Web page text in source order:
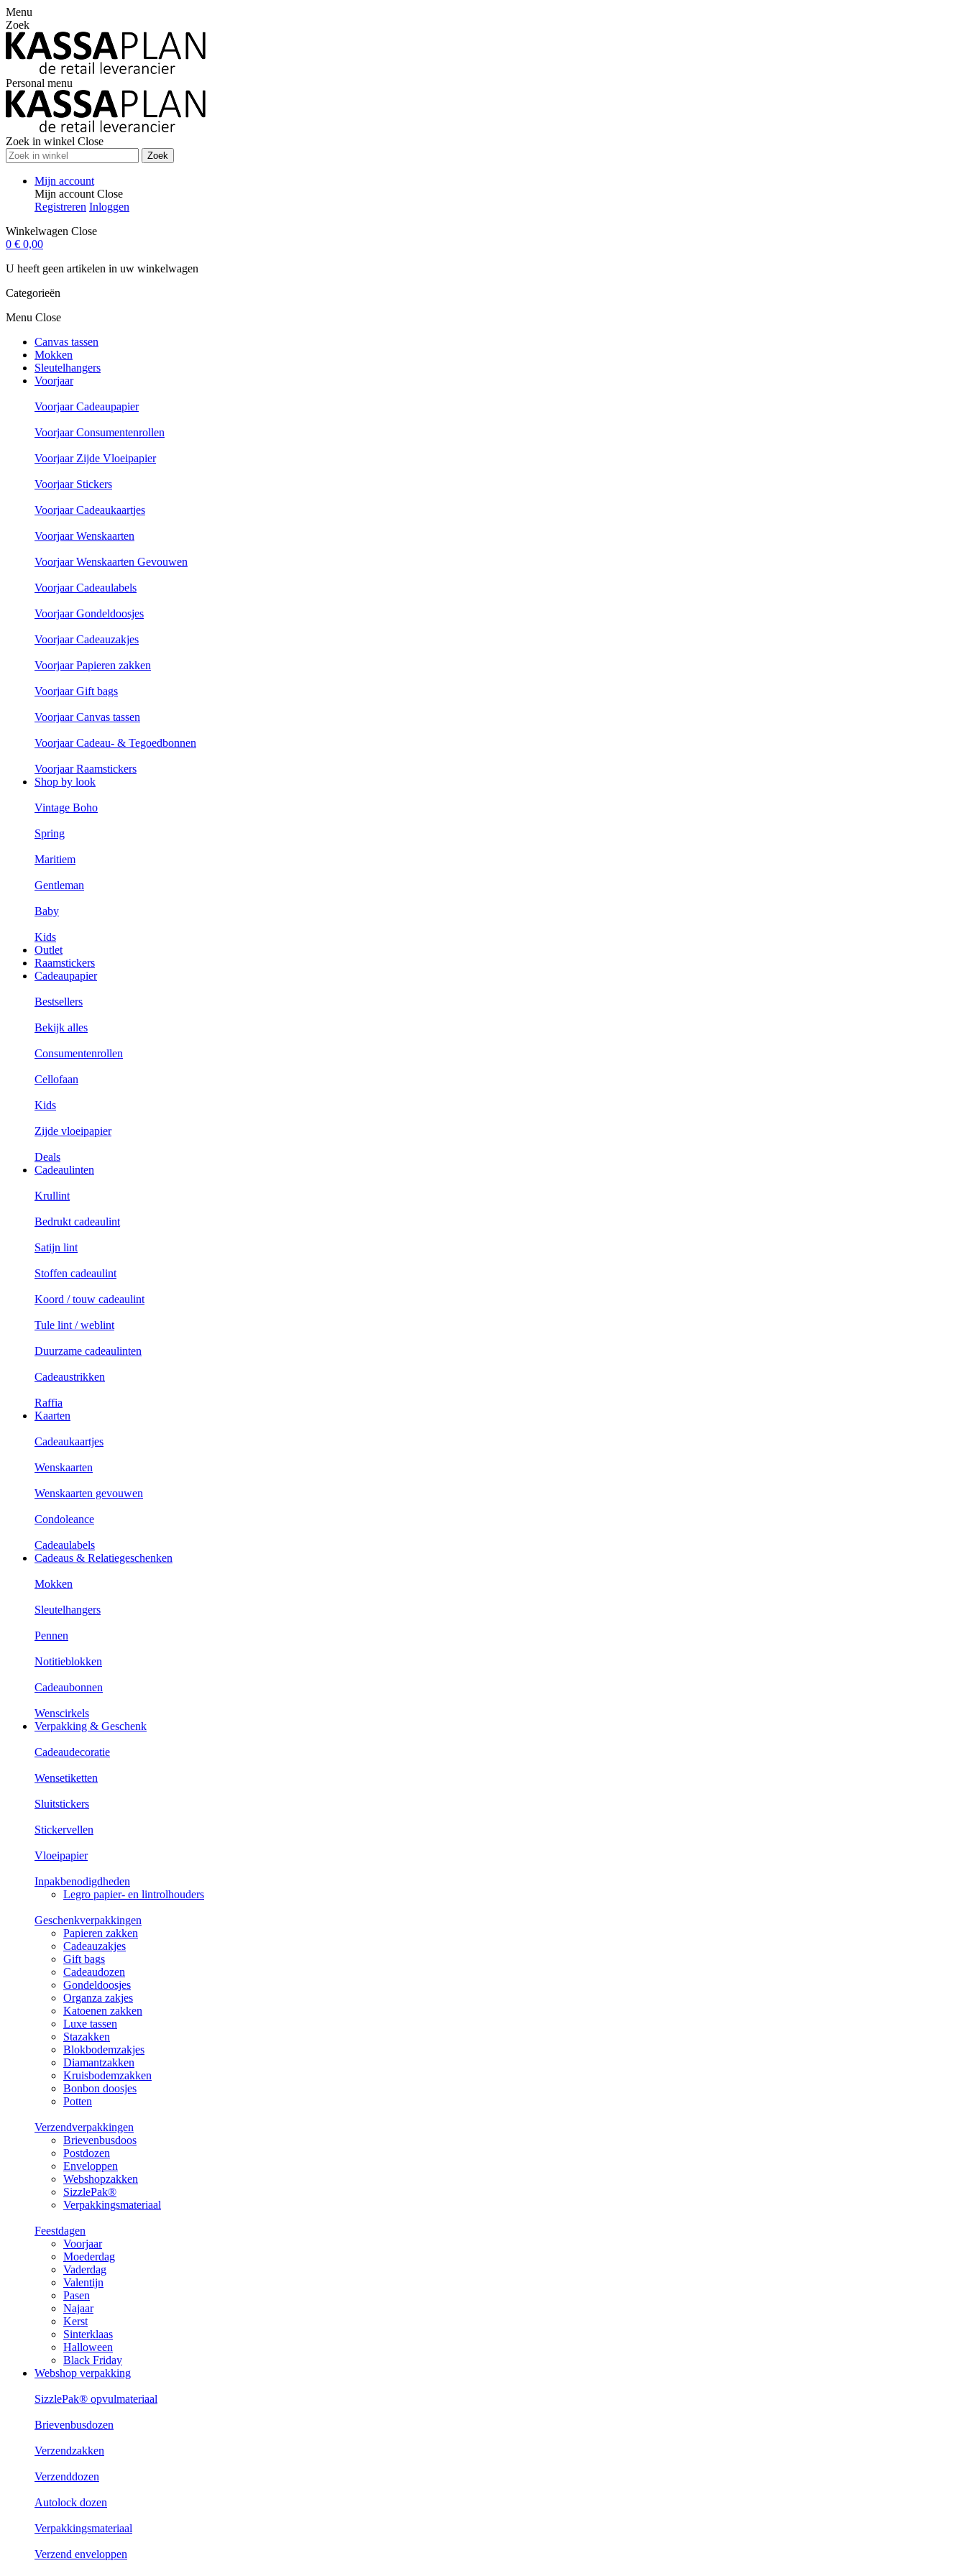
Menu
Zoek
Personal menu
Zoek in winkel Close
Zoek
Mijn account
Mijn account Close
Registreren Inloggen
Winkelwagen Close
0 € 0,00
U heeft geen artikelen in uw winkelwagen
Categorieën
Menu Close
Canvas tassen
Mokken
Sleutelhangers
Voorjaar
Voorjaar Cadeaupapier
Voorjaar Consumentenrollen
Voorjaar Zijde Vloeipapier
Voorjaar Stickers
Voorjaar Cadeaukaartjes
Voorjaar Wenskaarten
Voorjaar Wenskaarten Gevouwen
Voorjaar Cadeaulabels
Voorjaar Gondeldoosjes
Voorjaar Cadeauzakjes
Voorjaar Papieren zakken
Voorjaar Gift bags
Voorjaar Canvas tassen
Voorjaar Cadeau- & Tegoedbonnen
Voorjaar Raamstickers
Shop by look
Vintage Boho
Spring
Maritiem
Gentleman
Baby
Kids
Outlet
Raamstickers
Cadeaupapier
Bestsellers
Bekijk alles
Consumentenrollen
Cellofaan
Kids
Zijde vloeipapier
Deals
Cadeaulinten
Krullint
Bedrukt cadeaulint
Satijn lint
Stoffen cadeaulint
Koord / touw cadeaulint
Tule lint / weblint
Duurzame cadeaulinten
Cadeaustrikken
Raffia
Kaarten
Cadeaukaartjes
Wenskaarten
Wenskaarten gevouwen
Condoleance
Cadeaulabels
Cadeaus & Relatiegeschenken
Mokken
Sleutelhangers
Pennen
Notitieblokken
Cadeaubonnen
Wenscirkels
Verpakking & Geschenk
Cadeaudecoratie
Wensetiketten
Sluitstickers
Stickervellen
Vloeipapier
Inpakbenodigdheden
Legro papier- en lintrolhouders
Geschenkverpakkingen
Papieren zakken
Cadeauzakjes
Gift bags
Cadeaudozen
Gondeldoosjes
Organza zakjes
Katoenen zakken
Luxe tassen
Stazakken
Blokbodemzakjes
Diamantzakken
Kruisbodemzakken
Bonbon doosjes
Potten
Verzendverpakkingen
Brievenbusdoos
Postdozen
Enveloppen
Webshopzakken
SizzlePak®
Verpakkingsmateriaal
Feestdagen
Voorjaar
Moederdag
Vaderdag
Valentijn
Pasen
Najaar
Kerst
Sinterklaas
Halloween
Black Friday
Webshop verpakking
SizzlePak® opvulmateriaal
Brievenbusdozen
Verzendzakken
Verzenddozen
Autolock dozen
Verpakkingsmateriaal
Verzend enveloppen